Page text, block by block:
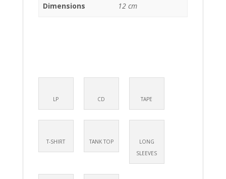
Dimensions 12 cm
LP CD TAPE
T-SHIRT TANK TOP
LONG
SLEEVES